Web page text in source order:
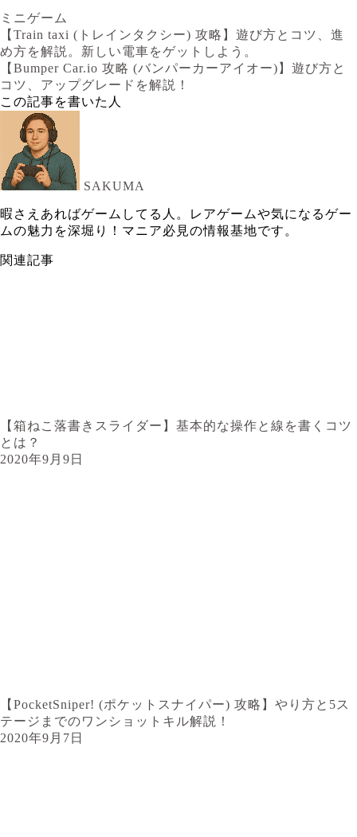
ミニゲーム
【Train taxi (トレインタクシー) 攻略】遊び方とコツ、進
め方を解説。新しい電車をゲットしよう。
【Bumper Car.io 攻略 (バンパーカーアイオー)】遊び方と
コツ、アップグレードを解説！
この記事を書いた人
SAKUMA
暇さえあればゲームしてる人。レアゲームや気になるゲー
ムの魅力を深堀り！マニア必見の情報基地です。
関連記事
【箱ねこ落書きスライダー】基本的な操作と線を書くコツ
とは？
2020年9月9日
【PocketSniper! (ポケットスナイパー) 攻略】やり方と5ス
テージまでのワンショットキル解説！
2020年9月7日